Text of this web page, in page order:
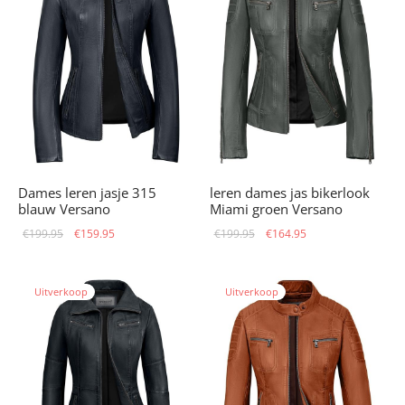
Dames leren jasje 315
blauw Versano
€199.95
Oorspronkelijke
€199.95.
€159.95
€159.95.
leren dames jas bikerlook
Miami groen Versano
€199.95
Oorspronkelijke
€199.95.
€164.95
€164.95.
Uitverkoop Uitverkoop